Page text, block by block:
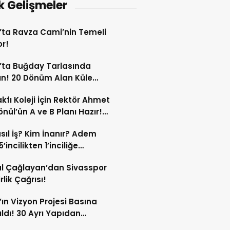
Gelişmeler
Ravza Cami’nin Temeli
Buğday Tarlasında
20 Dönüm Alan Küle
Koleji İçin Rektör Ahmet
A ve B Planı Hazır!
İş? Kim İnanır? Adem
1’inciliğe
Çağlayan’dan Sivasspor
Çağrısı!
Vizyon Projesi Basına
30 Ayrı Yapıdan